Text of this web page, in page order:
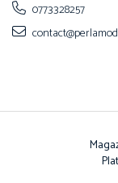
0773328257